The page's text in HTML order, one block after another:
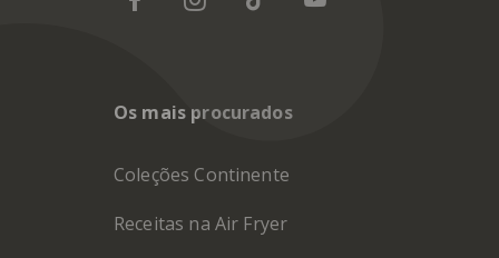
Os mais procurados
Coleções Continente
Receitas na Air Fryer